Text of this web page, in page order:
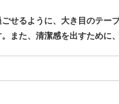
せるように、大き目のテー
また、清潔感を出すために